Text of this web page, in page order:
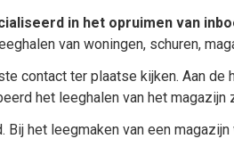
in het opruimen van
van woningen, schuren,
contact ter plaatse kijken. Aan
het leeghalen van het
Bij het leegmaken van een magazijn